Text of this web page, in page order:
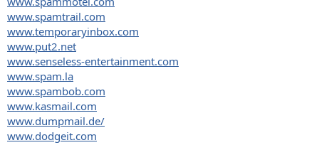
www.spamtrail.com
www.temporaryinbox.com
www.put2.net
www.senseless-entertainment.com
www.spam.la
www.spambob.com
www.kasmail.com
www.dumpmail.de/
www.dodgeit.com